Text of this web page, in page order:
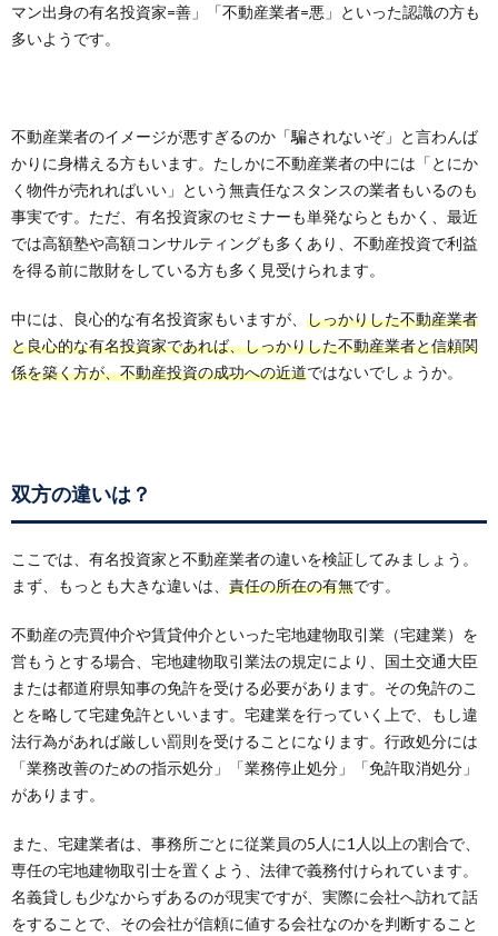
マン出身の有名投資家=善」「不動産業者=悪」といった認識の方も
多いようです。
不動産業者のイメージが悪すぎるのか「騙されないぞ」と言わんば
かりに身構える方もいます。たしかに不動産業者の中には「とにか
く物件が売れればいい」という無責任なスタンスの業者もいるのも
事実です。ただ、有名投資家のセミナーも単発ならともかく、最近
では高額塾や高額コンサルティングも多くあり、不動産投資で利益
を得る前に散財をしている方も多く見受けられます。
中には、良心的な有名投資家もいますが、 しっかりした不動産業者
と良心的な有名投資家であれば、しっかりした不動産業者と信頼関
係を築く方が、不動産投資の成功への近道ではないでしょうか。
双方の違いは？
ここでは、有名投資家と不動産業者の違いを検証してみましょう。
まず、もっとも大きな違いは、 責任の所在の有無です。
不動産の売買仲介や賃貸仲介といった宅地建物取引業（宅建業）を
営もうとする場合、宅地建物取引業法の規定により、国土交通大臣
または都道府県知事の免許を受ける必要があります。その免許のこ
とを略して宅建免許といいます。宅建業を行っていく上で、もし違
法行為があれば厳しい罰則を受けることになります。行政処分には
「業務改善のための指示処分」「業務停止処分」「免許取消処分」
があります。
また、宅建業者は、事務所ごとに従業員の5人に1人以上の割合で、
専任の宅地建物取引士を置くよう、法律で義務付けられています。
名義貸しも少なからずあるのが現実ですが、実際に会社へ訪れて話
をすることで、その会社が信頼に値する会社なのかを判断すること